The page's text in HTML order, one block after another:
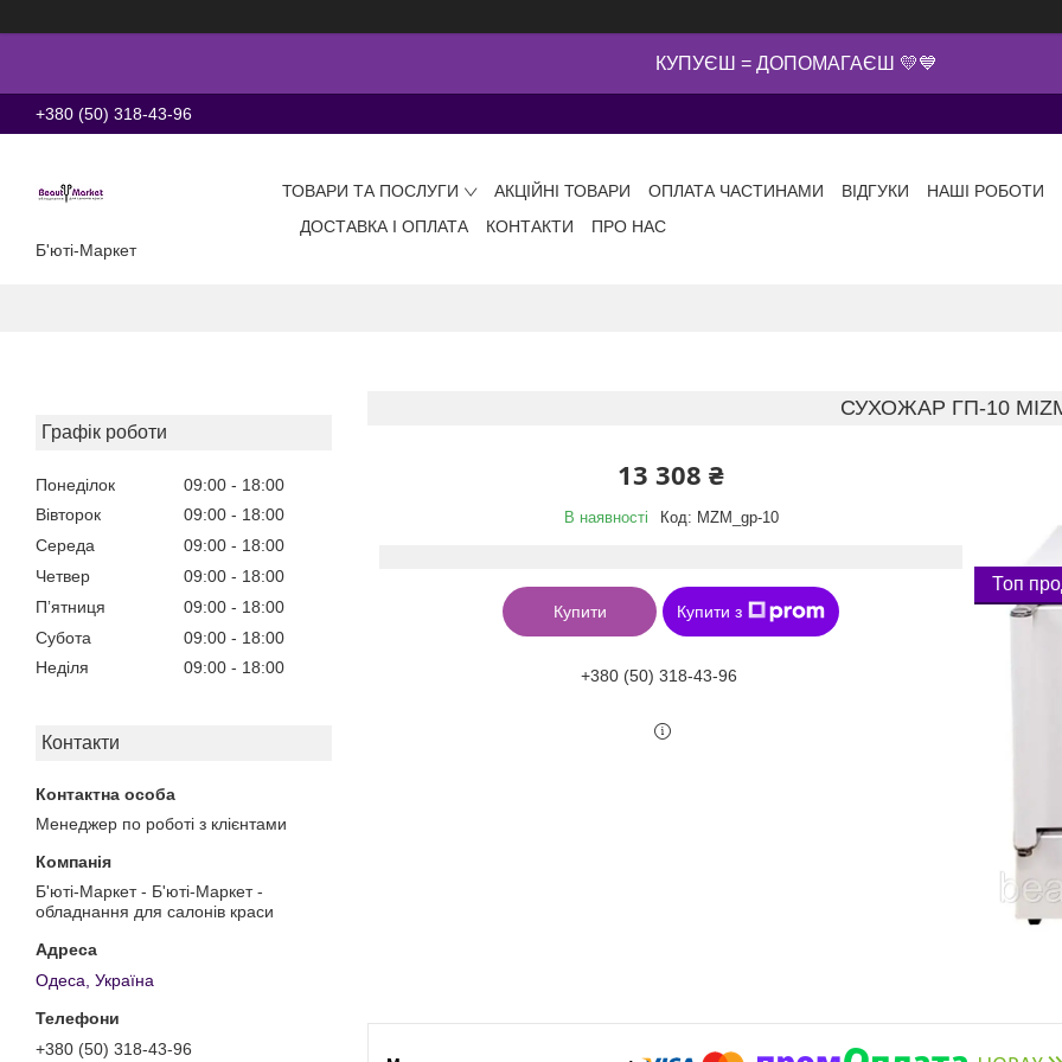
КУПУЄШ = ДОПОМАГАЄШ 💛💙
+380 (50) 318-43-96
Б'юті-Маркет
ТОВАРИ ТА ПОСЛУГИ АКЦІЙНІ ТОВАРИ ОПЛАТА ЧАСТИНАМИ ВІДГУКИ
НАШІ РОБОТИ
ДОСТАВКА І ОПЛАТА
КОНТАКТИ ПРО НАС
Графік роботи
Понеділок 09:00
18:00
Вівторок
09:00
18:00
Середа
09:00
18:00
Четвер
09:00
18:00
Пʼятниця
09:00
18:00
Субота
09:00
18:00
Неділя
09:00 18:00
Контакти
Менеджер по роботі з клієнтами
Б'юті-Маркет - Б'юті-Маркет -
обладнання для салонів краси
Одеса, Україна
+380 (50) 318-43-96
СУХОЖАР ГП-10
13 308 ₴
В наявності Код: MZM_gp-10
Купити Купити з
+380 (50) 318-43-96
Топ